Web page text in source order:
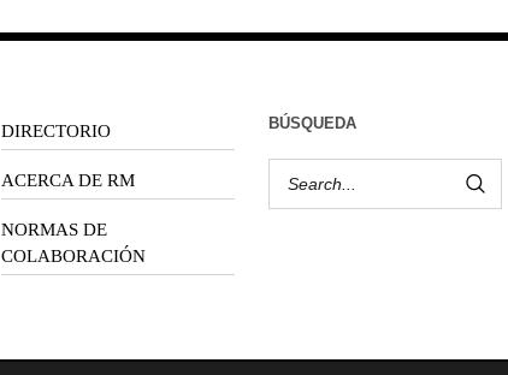
DIRECTORIO
ACERCA DE RM
NORMAS DE
COLABORACIÓN
BÚSQUEDA